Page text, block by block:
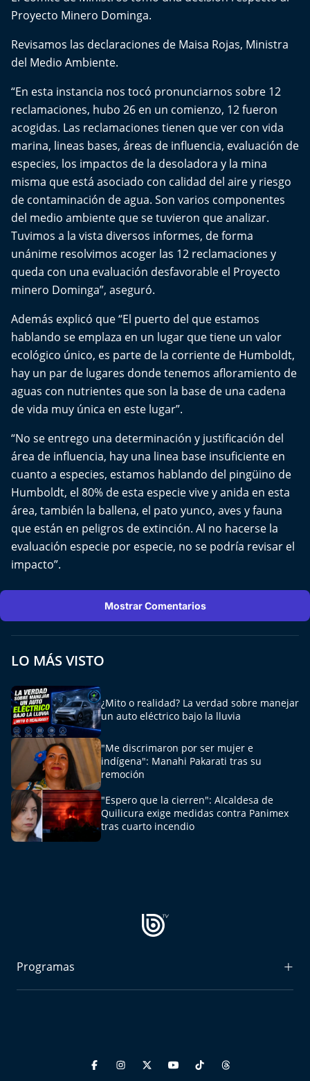
Más de 100 Días
Tu Mereces Ser Feliz
Efemérides
Cultura y Espectáculos
Del Fin del Mundo
Deportes
Conexión Digital
La Ruta del Pulsar
Psicología Abierta
Impacto Tecnológico
Sesiones Dieciocheras
Expreso PM
Conecta Vida
El Mejor País de Chile
Te invito a tomar once
Bío Bío en Ruta
Especiales
Chiche cuadra y su parrilla
Motorfem
Chile, Historia de 30 años
Carrera a La Moneda
Aquí Estamos
Sello de raza
Proyecto Minero Dominga.
Revisamos las declaraciones de Maisa Rojas, Ministra
del Medio Ambiente.
“En esta instancia nos tocó pronunciarnos sobre 12
reclamaciones, hubo 26 en un comienzo, 12 fueron
acogidas. Las reclamaciones tienen que ver con vida
marina, lineas bases, áreas de influencia, evaluación de
especies, los impactos de la desoladora y la mina
misma que está asociado con calidad del aire y riesgo
de contaminación de agua. Son varios componentes
del medio ambiente que se tuvieron que analizar.
Tuvimos a la vista diversos informes, de forma
unánime resolvimos acoger las 12 reclamaciones y
queda con una evaluación desfavorable el Proyecto
minero Dominga”, aseguró.
Además explicó que “El puerto del que estamos
hablando se emplaza en un lugar que tiene un valor
ecológico único, es parte de la corriente de Humboldt,
hay un par de lugares donde tenemos afloramiento de
aguas con nutrientes que son la base de una cadena
de vida muy única en este lugar”.
“No se entrego una determinación y justificación del
área de influencia, hay una linea base insuficiente en
cuanto a especies, estamos hablando del pingüino de
Humboldt, el 80% de esta especie vive y anida en esta
área, también la ballena, el pato yunco, aves y fauna
que están en peligros de extinción. Al no hacerse la
evaluación especie por especie, no se podría revisar el
impacto”.
Mostrar Comentarios
LO MÁS VISTO
¿Mito o realidad? La verdad sobre manejar
un auto eléctrico bajo la lluvia
"Me discrimaron por ser mujer e
indígena": Manahi Pakarati tras su
remoción
"Espero que la cierren": Alcaldesa de
Quilicura exige medidas contra Panimex
tras cuarto incendio
Programas
Podría Ser Peor